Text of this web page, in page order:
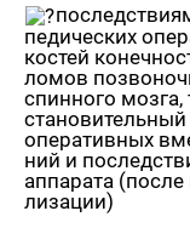
пе­ди­че­ских
ко­стей
ло­мов
спин­но­го
опе­ра­тив­ных
ний и
ап­па­ра­та
ли­за­ции)